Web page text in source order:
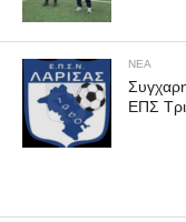
ΝΕΑ
ΕΠΣ